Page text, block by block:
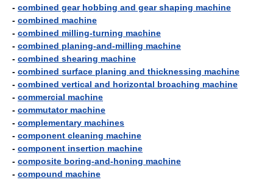
- combined gear hobbing and gear shaping machine
- combined machine
- combined milling-turning machine
- combined planing-and-milling machine
- combined shearing machine
- combined surface planing and thicknessing machine
- combined vertical and horizontal broaching machine
- commercial machine
- commutator machine
- complementary machines
- component cleaning machine
- component insertion machine
- composite boring-and-honing machine
- compound machine